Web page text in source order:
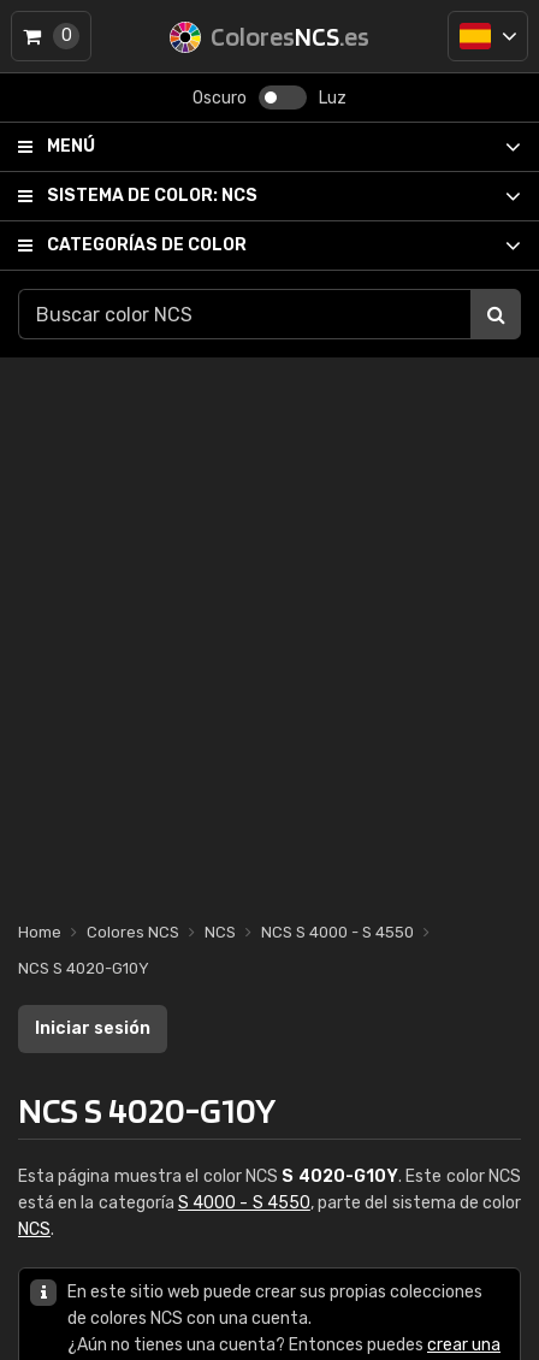
ColoresNCS.es
Oscuro Luz
MENÚ
SISTEMA DE COLOR: NCS
CATEGORÍAS DE COLOR
0
Home Colores NCS NCS
NCS S 4000 - S 4550
NCS S 4020-G10Y
Iniciar sesión
NCS S 4020-G10Y
Esta página muestra el color NCS S 4020-G10Y. Este color NCS
está en la categoría S 4000 - S 4550, parte del sistema de color
NCS.
En este sitio web puede crear sus propias colecciones
de colores NCS con una cuenta.
¿Aún no tienes una cuenta? Entonces puedes crear una